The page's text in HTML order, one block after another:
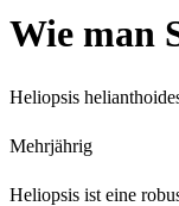
Wie man
Heliopsis
Mehrjährig
Heliopsis ist eine